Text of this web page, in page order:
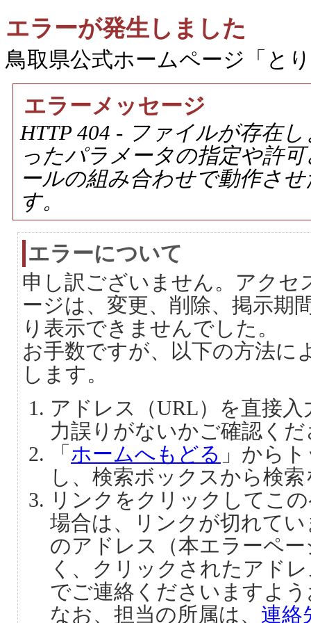
エラーが発生しました
鳥取県公式ホームページ「と
エラーメッセージ
HTTP 404 - ファイルが存在
ったパラメータの指定や許
ールの組み合わせで動作さ
す。
エラーについて
申し訳ございません。アクセ
ージは、変更、削除、掲示期
り表示できませんでした。
お手数ですが、以下の方法に
します。
アドレス（URL）を直接
力誤りがないかご確認く
「 ホームへもどる 」から
し、検索ボックスから検
リンクをクリックしてこ
場合は、リンクが切れて
のアドレス（本エラーペ
く、クリックされたアド
でご連絡くださいますよ
なお、担当の所属は、 連絡